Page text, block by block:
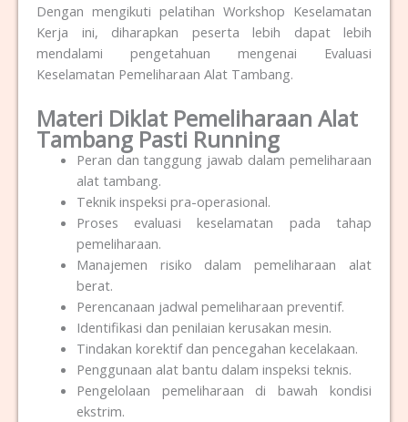
Dengan mengikuti pelatihan Workshop Keselamatan
Kerja ini, diharapkan peserta lebih dapat lebih
mendalami pengetahuan mengenai Evaluasi
Keselamatan Pemeliharaan Alat Tambang.
Materi Diklat Pemeliharaan Alat
Tambang Pasti Running
Peran dan tanggung jawab dalam pemeliharaan
alat tambang.
Teknik inspeksi pra-operasional.
Proses evaluasi keselamatan pada tahap
pemeliharaan.
Manajemen risiko dalam pemeliharaan alat
berat.
Perencanaan jadwal pemeliharaan preventif.
Identifikasi dan penilaian kerusakan mesin.
Tindakan korektif dan pencegahan kecelakaan.
Penggunaan alat bantu dalam inspeksi teknis.
Pengelolaan pemeliharaan di bawah kondisi
ekstrim.